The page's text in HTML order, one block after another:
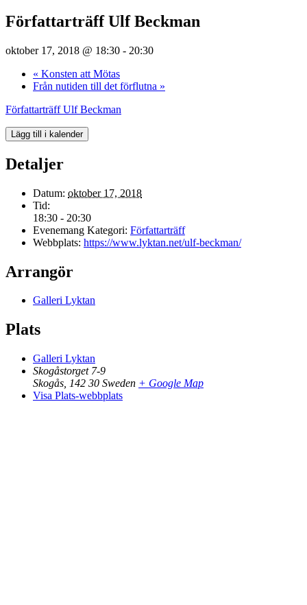
Författarträff Ulf Beckman
oktober 17, 2018 @ 18:30 - 20:30
« Konsten att Mötas
Från nutiden till det förflutna »
Författarträff Ulf Beckman
Lägg till i kalender
Detaljer
Datum: oktober 17, 2018
Tid:
18:30 - 20:30
Evenemang Kategori: Författarträff
Webbplats: https://www.lyktan.net/ulf-beckman/
Arrangör
Galleri Lyktan
Plats
Galleri Lyktan
Skogåstorget 7-9
Skogås 142 30 Sweden + Google Map
Visa Plats-webbplats